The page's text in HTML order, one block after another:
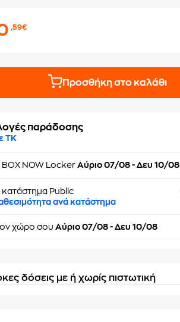
,59€
Προσθήκη στο καλάθι
παράδοσης
ΤΚ
BOX NOW Locker Αύριο 07/08 - Δευ 10/08
κατάστημα Public
ανά κατάστημα
χώρο σου Αύριο 07/08 - Δευ 10/08
δόσεις με ή χωρίς πιστωτική